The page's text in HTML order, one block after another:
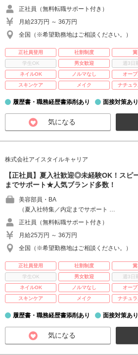
正社員（無料転職サポート付き）
月給23万円 ～ 36万円
全国（※希望勤務地はご相談ください。）
正社員登用 社割制度
学生OK
男女歓迎 週3日
ネイルOK
ノルマなし オー
スキンケア
メイク ナチュ
履歴書・職務経歴書添削あり 面接対策あり
気になる
株式会社アイスタイルキャリア
【正社員】夏入社歓迎◎未経験OK！スピ
までサポート★人気ブランド多数！
美容部員・BA
（夏入社特集／内定までサポート …
正社員（無料転職サポート付き）
月給25万円 ～ 36万円
全国（※希望勤務地はご相談ください。）
正社員登用 社割制度
学生OK
男女歓迎 週3日
ネイルOK
ノルマなし オー
スキンケア
メイク ナチュ
履歴書・職務経歴書添削あり 面接対策あり
気になる